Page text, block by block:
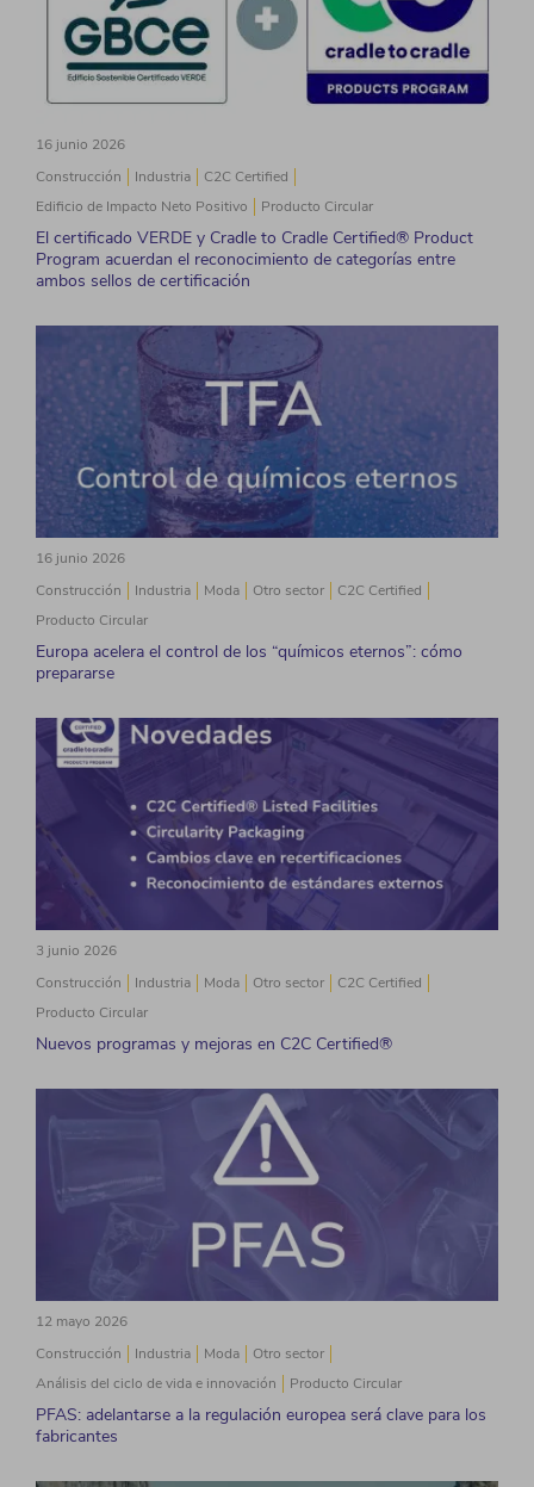
16 junio 2026
Construcción
Industria
C2C Certified
Edificio de Impacto Neto Positivo
Producto Circular
El certificado VERDE y Cradle to Cradle Certified® Product
Program acuerdan el reconocimiento de categorías entre
ambos sellos de certificación
16 junio 2026
Construcción
Industria Moda Otro sector
C2C Certified
Producto Circular
Europa acelera el control de los “químicos eternos”: cómo
prepararse
3 junio 2026
Construcción
Industria Moda Otro sector
C2C Certified
Producto Circular
Nuevos programas y mejoras en C2C Certified®
12 mayo 2026
Construcción
Industria Moda
Otro sector
Análisis del ciclo de vida e innovación
Producto Circular
PFAS: adelantarse a la regulación europea será clave para los
fabricantes